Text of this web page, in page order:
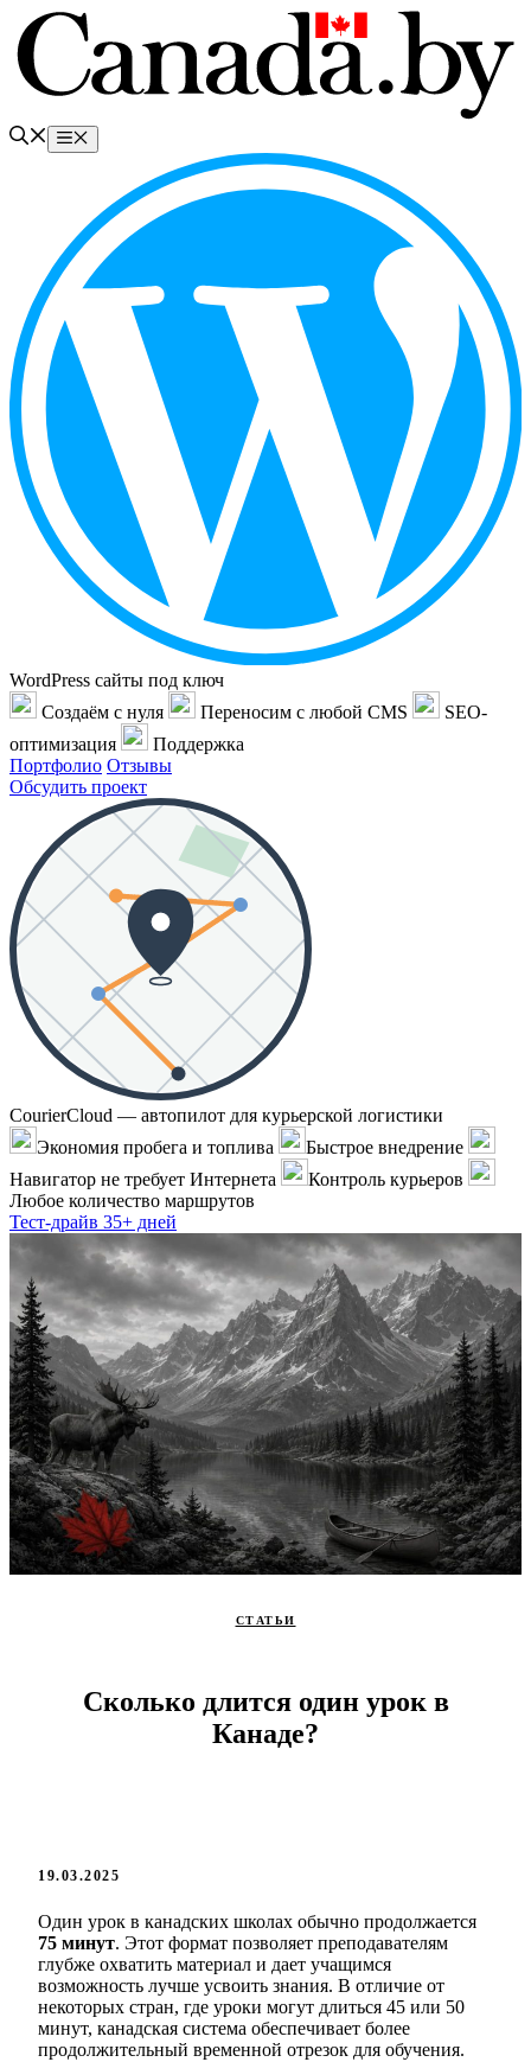
Перейти
содержимому
Меню
WordPress сайты под ключ
Создаём с нуля
Переносим с любой CMS
SEO-
оптимизация
Поддержка
Портфолио Отзывы
Обсудить проект
CourierCloud — автопилот для курьерской логистики
Экономия пробега и топлива
Быстрое внедрение
Навигатор не требует Интернета
Контроль курьеров
Любое количество маршрутов
Тест-драйв 35+ дней
СТАТЬИ
Сколько длится один урок в
Канаде?
19.03.2025
Один урок в канадских школах обычно продолжается
75 минут. Этот формат позволяет преподавателям
глубже охватить материал и дает учащимся
возможность лучше усвоить знания. В отличие от
некоторых стран, где уроки могут длиться 45 или 50
минут, канадская система обеспечивает более
продолжительный временной отрезок для обучения.